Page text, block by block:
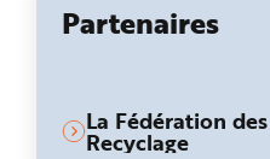
Partenaires
La Fédération
Recyclage